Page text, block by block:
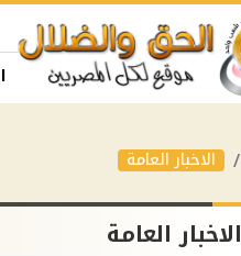
الاخبار العامة
الاخبار العامة